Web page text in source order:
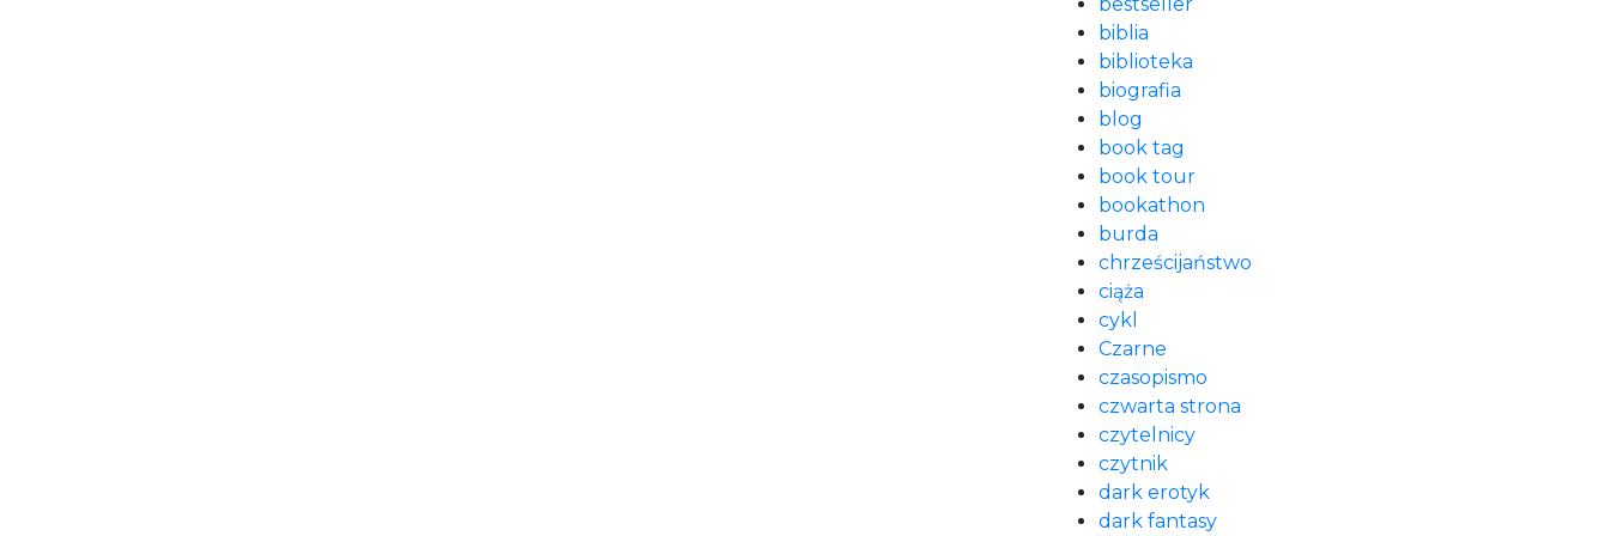
biblia
biblioteka
biografia
blog
book tag
book tour
bookathon
burda
chrześcijaństwo
ciąża
cykl
Czarne
czasopismo
czwarta strona
czytelnicy
czytnik
dark erotyk
dark fantasy